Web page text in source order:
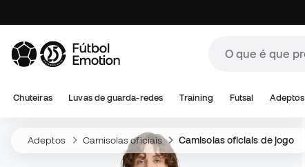
Chuteiras Luvas de guarda-redes Training Futsal Adeptos
Adeptos Camisolas oficiais Camisolas oficiais de jogo